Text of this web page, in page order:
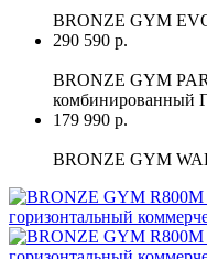
BRONZE GYM
290 590 р.
BRONZE GYM
комбинированный
179 990 р.
BRONZE GYM